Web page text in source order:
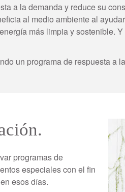
a la demanda y reduce su
al medio ambiente al
más limpia y sostenible.
un programa de respuesta a
programas de
especiales con el fin
esos días.